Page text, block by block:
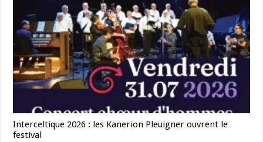
Interceltique 2026 : les Kanerion Pleuigner ouvrent le
festival